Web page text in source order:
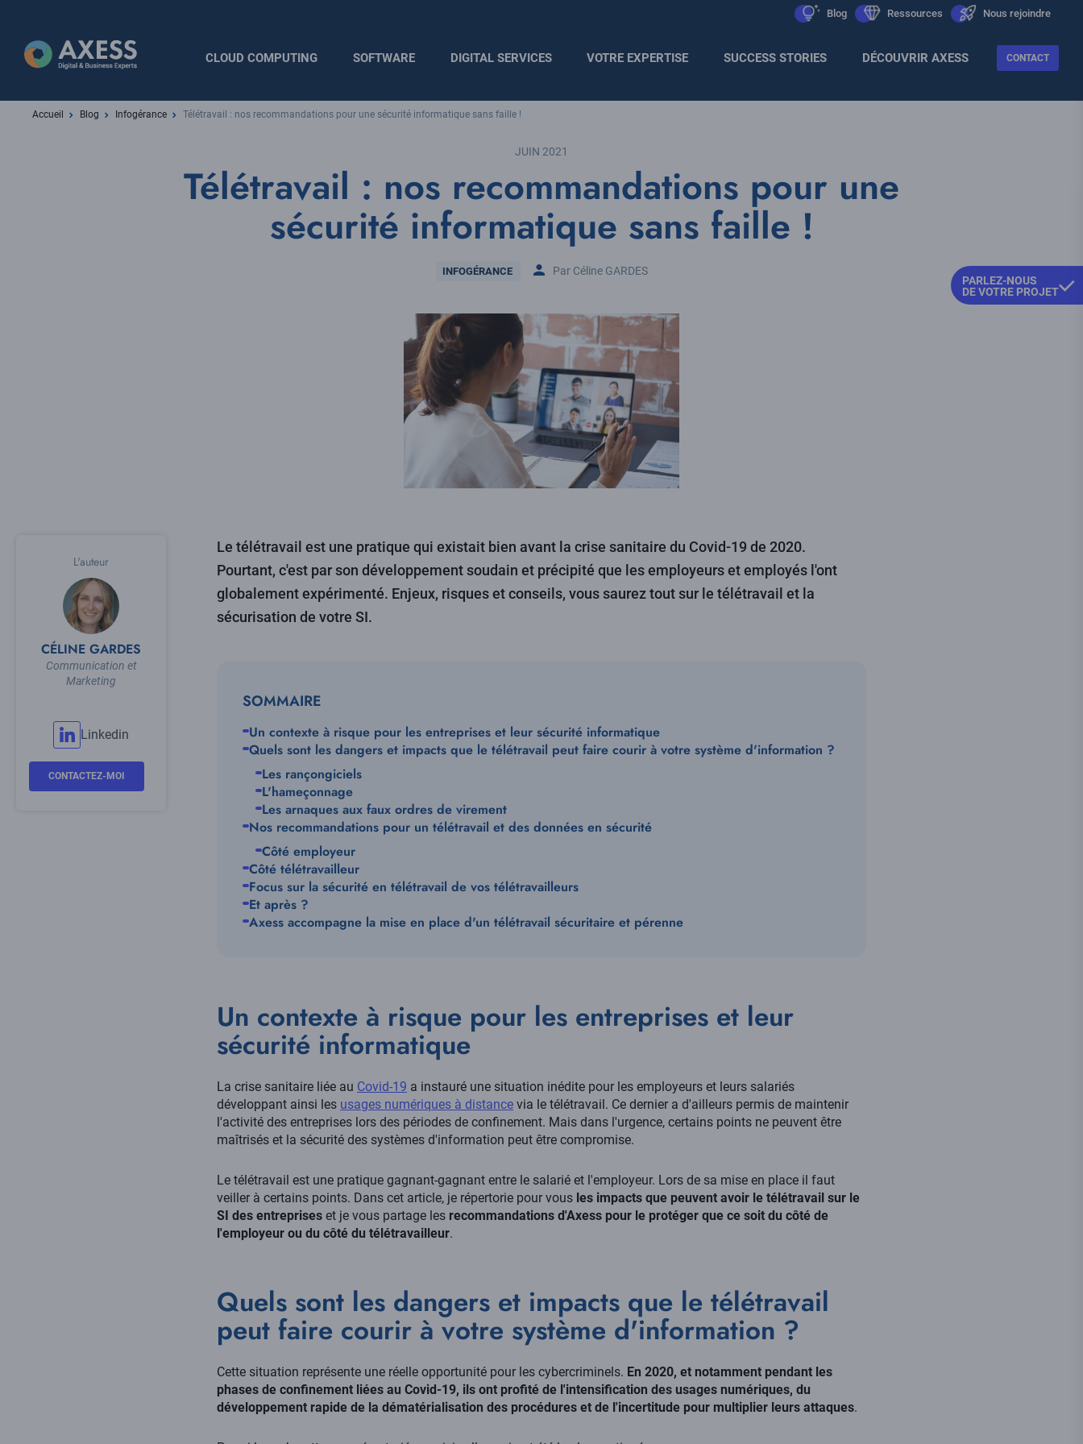
contenu
principal
Blog
icon Ressources
icon Nous rejoindre
icon
principale
CLOUD COMPUTING SOFTWARE DIGITAL SERVICES VOTRE EXPERTISE SUCCESS STORIES DÉCOUVRIR AXESS CONTACT
Accueil Blog Infogérance Télétravail : nos recommandations pour une sécurité informatique sans faille !
JUIN 2021
Télétravail : nos recommandations pour une
sécurité informatique sans faille !
Thématique
INFOGÉRANCE Par Céline GARDES
L'auteur
CÉLINE GARDES
Communication et
Marketing
Linkedin
CONTACTEZ-MOI
Le télétravail est une pratique qui existait bien avant la crise sanitaire du Covid-19 de 2020.
Pourtant, c'est par son développement soudain et précipité que les employeurs et employés l'ont
globalement expérimenté. Enjeux, risques et conseils, vous saurez tout sur le télétravail et la
sécurisation de votre SI.
SOMMAIRE
Un contexte à risque pour les entreprises et leur sécurité informatique
Quels sont les dangers et impacts que le télétravail peut faire courir à votre système d'information ?
Les rançongiciels
L'hameçonnage
Les arnaques aux faux ordres de virement
Nos recommandations pour un télétravail et des données en sécurité
Côté employeur
Côté télétravailleur
Focus sur la sécurité en télétravail de vos télétravailleurs
Et après ?
Axess accompagne la mise en place d'un télétravail sécuritaire et pérenne
Un contexte à risque pour les entreprises et leur
sécurité informatique
La crise sanitaire liée au Covid-19 a instauré une situation inédite pour les employeurs et leurs salariés
développant ainsi les usages numériques à distance via le télétravail. Ce dernier a d'ailleurs permis de maintenir
l'activité des entreprises lors des périodes de confinement. Mais dans l'urgence, certains points ne peuvent être
maîtrisés et la sécurité des systèmes d'information peut être compromise.
Le télétravail est une pratique gagnant-gagnant entre le salarié et l'employeur. Lors de sa mise en place il faut
veiller à certains points. Dans cet article, je répertorie pour vous les impacts que peuvent avoir le télétravail sur le
SI des entreprises et je vous partage les recommandations d'Axess pour le protéger que ce soit du côté de
l'employeur ou du côté du télétravailleur.
Quels sont les dangers et impacts que le télétravail
peut faire courir à votre système d'information ?
Cette situation représente une réelle opportunité pour les cybercriminels. En 2020, et notamment pendant les
phases de confinement liées au Covid-19, ils ont profité de l'intensification des usages numériques, du
développement rapide de la dématérialisation des procédures et de l'incertitude pour multiplier leurs attaques.
PARLEZ-NOUS
DE VOTRE PROJET